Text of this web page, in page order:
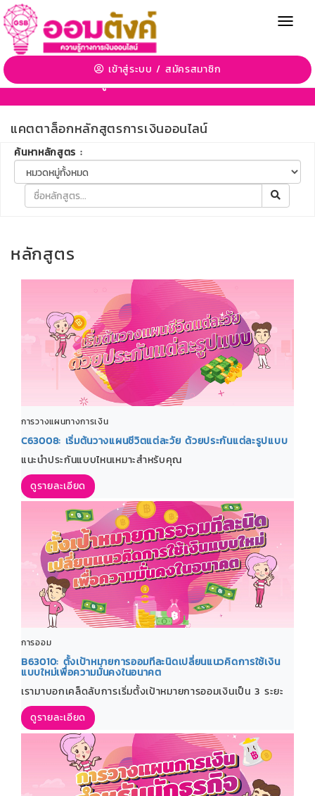
MENU
เข้าสู่ระบบ / สมัครสมาชิก
แคตตาล็อกหลักสูตรการเงินออนไลน์
แคตตาล็อกหลักสูตรการเงินออนไลน์
ค้นหาหลักสูตร :
หลักสูตร
การวางแผนทางการเงิน
C63008: เริ่มต้นวางแผนชีวิตแต่ละวัย ด้วยประกันแต่ละรูปแบบ
แนะนำประกันแบบไหนเหมาะสำหรับคุณ
ดูรายละเอียด
การออม
B63010: ตั้งเป้าหมายการออมทีละนิดเปลี่ยนแนวคิดการใช้เงิน
แบบใหม่เพื่อความมั่นคงในอนาคต
เรามาบอกเคล็ดลับการเริ่มตั้งเป้าหมายการออมเงินเป็น 3 ระยะ
ดูรายละเอียด